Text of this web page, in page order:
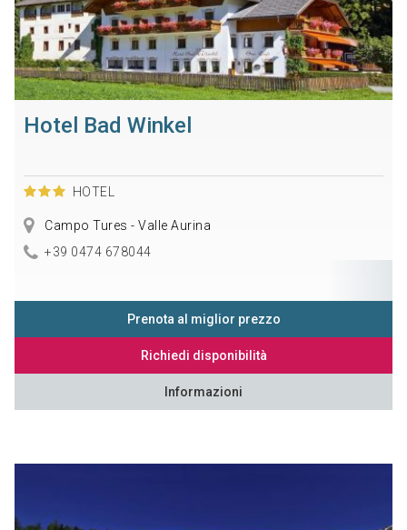
Hotel Bad Winkel
HOTEL
Campo Tures - Valle Aurina
+39 0474 678044
Prenota al miglior prezzo
Richiedi disponibilità
Informazioni